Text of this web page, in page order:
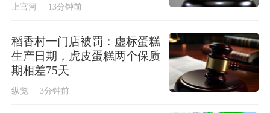
上官河 13分钟前
稻香村一门店被罚：虚标蛋糕
生产日期，虎皮蛋糕两个保质
期相差75天
纵览 3分钟前